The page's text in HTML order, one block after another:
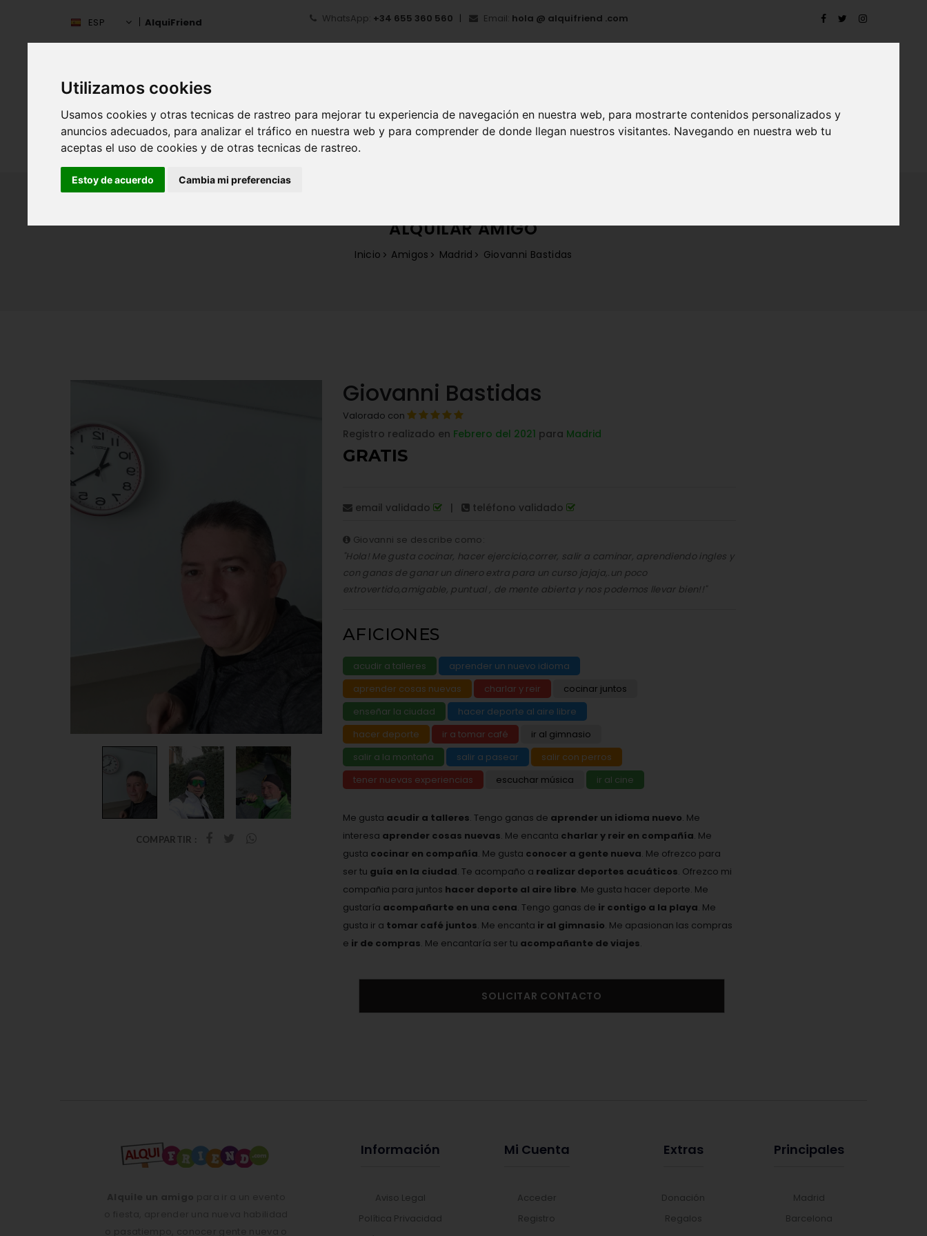
Utilizamos cookies
Usamos cookies y otras tecnicas de rastreo para mejorar tu experiencia de navegación en nuestra web, para mostrarte contenidos personalizados y
anuncios adecuados, para analizar el tráfico en nuestra web y para comprender de donde llegan nuestros visitantes. Navegando en nuestra web tu
aceptas el uso de cookies y de otras tecnicas de rastreo.
Estoy de acuerdo Cambia mi preferencias
ESP AlquiFriend WhatsApp: +34 655 360 560 Email: hola @ alquifriend .com
ESPAÑA INICIO ¿QUÉ ES ALQUIFRIEND?
ALQUILAR AMIGO
Inicio Amigos Madrid Giovanni Bastidas
COMPARTIR :
Giovanni Bastidas
Valorado con
Registro realizado en Febrero del 2021 para Madrid
GRATIS
email validado | teléfono validado
Giovanni se describe como:
"Hola! Me gusta cocinar, hacer ejercicio,correr, salir a caminar, aprendiendo ingles y
con ganas de ganar un dinero extra para un curso jajaja,.un poco
extrovertido,amigable, puntual , de mente abierta y nos podemos llevar bien!!"
AFICIONES
acudir a talleres
aprender un nuevo idioma
aprender cosas nuevas
charlar y reir
cocinar juntos
enseñar la ciudad
hacer deporte al aire libre
hacer deporte
ir a tomar café
ir al gimnasio
salir a la montaña
salir a pasear
salir con perros
tener nuevas experiencias
escuchar música ir al cine
Me gusta acudir a talleres. Tengo ganas de aprender un idioma nuevo. Me
interesa aprender cosas nuevas. Me encanta charlar y reir en compañía. Me
gusta cocinar en compañía. Me gusta conocer a gente nueva. Me ofrezco para
ser tu guía en la ciudad. Te acompaño a realizar deportes acuáticos. Ofrezco mi
compañia para juntos hacer deporte al aire libre. Me gusta hacer deporte. Me
gustaría acompañarte en una cena. Tengo ganas de ir contigo a la playa. Me
gusta ir a tomar café juntos. Me encanta ir al gimnasio. Me apasionan las compras
e ir de compras. Me encantaría ser tu acompañante de viajes.
SOLICITAR CONTACTO
Información
Aviso Legal
Política Privacidad
Mi Cuenta
Acceder
Registro
Extras
Donación
Regalos
Principales
Madrid
Barcelona